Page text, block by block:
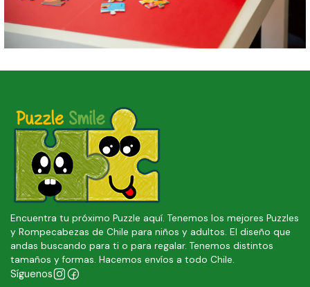
Encuentra tu próximo Puzzle aquí. Tenemos los mejores Puzzles
y Rompecabezas de Chile para niños y adultos. El diseño que
andas buscando para ti o para regalar. Tenemos distintos
tamaños y formas. Hacemos envíos a todo Chile.
Síguenos